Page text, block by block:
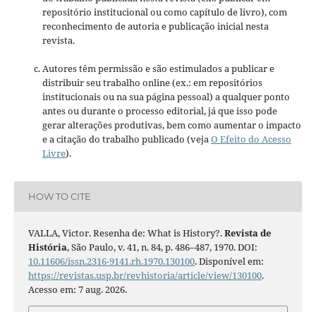
repositório institucional ou como capítulo de livro), com
reconhecimento de autoria e publicação inicial nesta
revista.
Autores têm permissão e são estimulados a publicar e
distribuir seu trabalho online (ex.: em repositórios
institucionais ou na sua página pessoal) a qualquer ponto
antes ou durante o processo editorial, já que isso pode
gerar alterações produtivas, bem como aumentar o impacto
e a citação do trabalho publicado (vejaO Efeito do Acesso
Livre).
HOW TO CITE
VALLA, Victor. Resenha de: What is History?.Revista de
História, São Paulo, v. 41, n. 84, p. 486–487, 1970. DOI:
10.11606/issn.2316-9141.rh.1970.130100. Disponível em:
https://revistas.usp.br/revhistoria/article/view/130100.
Acesso em: 7 aug. 2026.